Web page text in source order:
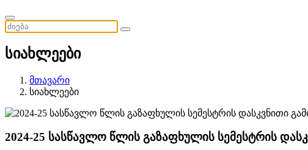
სიახლეები
მთავარი
სიახლეები
2024-25 სასწავლო წლის გაზაფხულის სემესტრის